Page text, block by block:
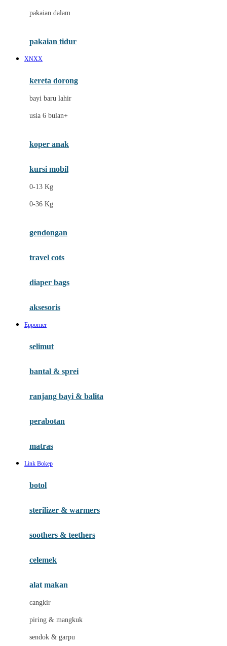
Drew
E
ELC
Ergobaby
Ezyroller
F
Felt So Sweet
Fisher Price
Gb
Habbie
Haenim
Hauck
Havaianas
Hybrid
I
Inlacta DHA
Ivenet
pakaian dalam
pakaian tidur
XNXX
kereta dorong
bayi baru lahir
usia 6 bulan+
koper anak
kursi mobil
0-13 Kg
0-36 Kg
gendongan
travel cots
diaper bags
aksesoris
Epporner
selimut
bantal & sprei
ranjang bayi & balita
perabotan
matras
Link Bokep
botol
sterilizer & warmers
soothers & teethers
celemek
alat makan
cangkir
piring & mangkuk
sendok & garpu